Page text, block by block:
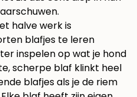
halve werk is
blafjes te leren
inspelen op wat je hond
scherpe blaf klinkt heel
blafjes als je de riem